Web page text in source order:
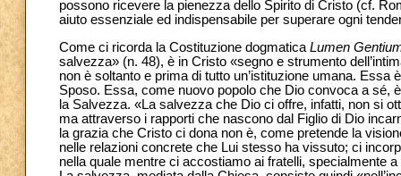
possono ricevere la pienezza dello Spirito di Cristo (cf.
aiuto essenziale ed indispensabile per superare ogni
Come ci ricorda la Costituzione dogmatica Lumen
salvezza» (n. 48), è in Cristo «segno e strumento
non è soltanto e prima di tutto un’istituzione umana.
Sposo. Essa, come nuovo popolo che Dio convoca a sé,
la Salvezza. «La salvezza che Dio ci offre, infatti, non si
ma attraverso i rapporti che nascono dal Figlio di Dio
la grazia che Cristo ci dona non è, come pretende la
nelle relazioni concrete che Lui stesso ha vissuto; ci
nella quale mentre ci accostiamo ai fratelli, specialmente